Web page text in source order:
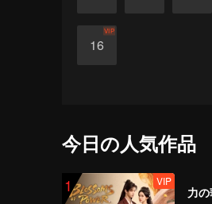
16
VIP
今日の人気作品
1 VIP
力